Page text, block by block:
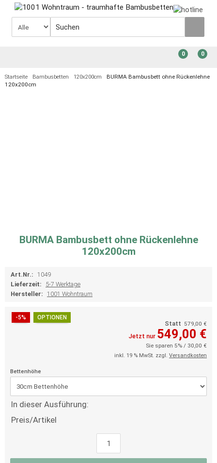
0
0
Startseite Bambusbetten 120x200cm
BURMA Bambusbett ohne Rückenlehne
120x200cm
BURMA Bambusbett ohne Rückenlehne
120x200cm
Art.Nr.: 1049
Lieferzeit:
5-7 Werktage
Hersteller: 1001 Wohntraum
-5% OPTIONEN
Statt 579,00 €
Jetzt nur 549,00 €
Sie sparen 5% / 30,00 €
inkl. 19 % MwSt. zzgl. Versandkosten
Bettenhöhe
In dieser Ausführung:
Preis/Artikel